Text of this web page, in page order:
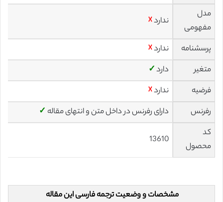
مدل
مفهومی
ندارد☓
پرسشنامه ندارد☓
متغیر
دارد✓
فرضیه
ندارد☓
رفرنس
دارای رفرنس در داخل متن و انتهای مقاله ✓
کد
محصول
13610
مشخصات و وضعیت ترجمه فارسی این مقاله